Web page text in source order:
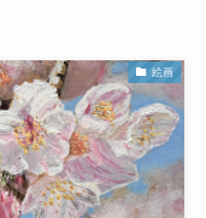
絵画